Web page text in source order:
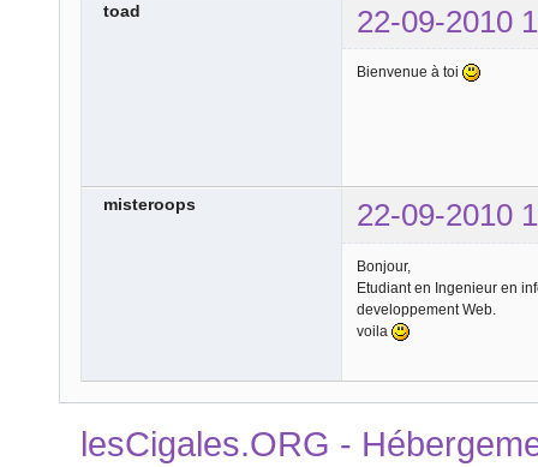
toad 22-09-2010
Bienvenue à toi
misteroops 22-09-2010
Bonjour,
Etudiant en Ingenieur en
developpement Web.
voila
lesCigales.ORG -